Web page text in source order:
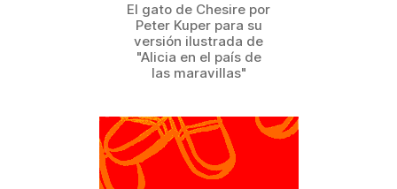
El gato de Chesire por
Peter Kuper para su
versión ilustrada de
"Alicia en el país de
las maravillas"